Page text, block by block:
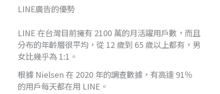
LINE廣告的優勢
LINE 在台灣目前擁有 2100 萬的月活躍用戶數，而且
分布的年齡層很平均，從 12 歲到 65 歲以上都有，男
女比幾乎為 1:1。
根據 Nielsen 在 2020 年的調查數據，有高達 91％
的用戶每天都在用 LINE。